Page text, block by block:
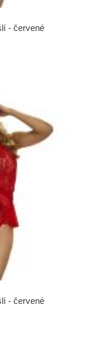
- červené
- červené